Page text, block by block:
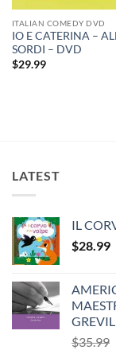
ITALIAN COMEDY DVD
IO E CATERINA –
SORDI – DVD
$29.99
LATEST
IL
$28.99
$35.99